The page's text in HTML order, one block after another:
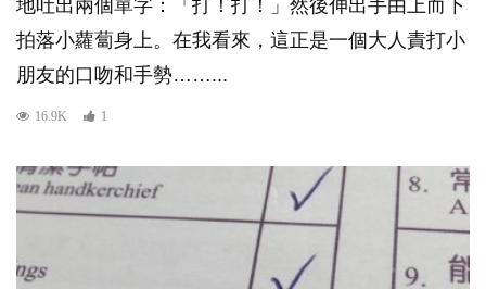
地吐出兩個單字：「打！打！」然後伸出手由上而下
拍落小蘿蔔身上。在我看來，這正是一個大人責打小
朋友的口吻和手勢……...
16.9K 1